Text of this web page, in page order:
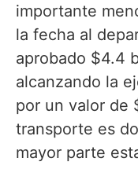
importante
la fecha al
aprobado $4.4
alcanzando la
por un valor de
transporte es
mayor parte